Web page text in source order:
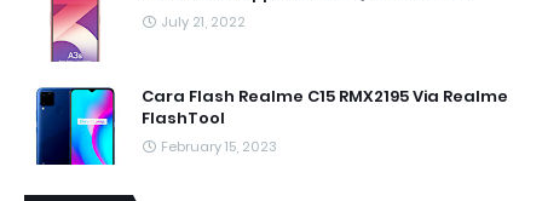
July 21, 2022
Cara Flash Realme C15 RMX2195 Via Realme
FlashTool
February 15, 2023